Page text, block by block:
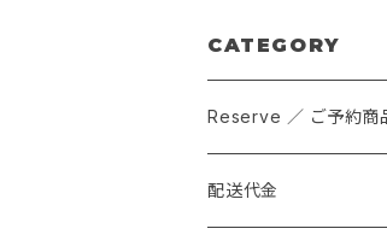
CATEGORY
Reserve ／ ご予約商
配送代金